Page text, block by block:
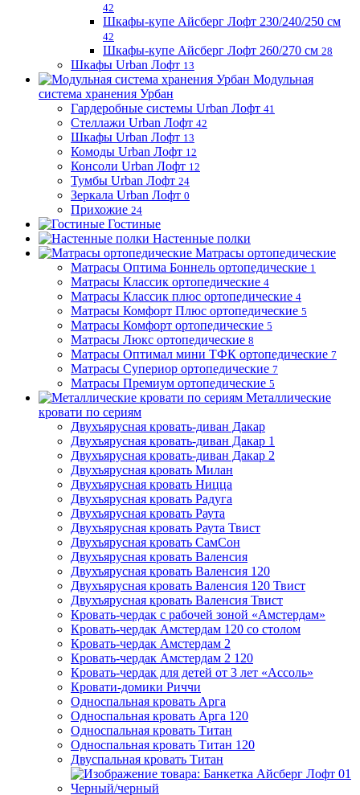
42
Шкафы-купе Айсберг Лофт 230/240/250 см
42
Шкафы-купе Айсберг Лофт 260/270 см 28
Шкафы Urban Лофт 13
Модульная
система хранения Урбан
Гардеробные системы Urban Лофт 41
Стеллажи Urban Лофт 42
Шкафы Urban Лофт 13
Комоды Urban Лофт 12
Консоли Urban Лофт 12
Тумбы Urban Лофт 24
Зеркала Urban Лофт 0
Прихожие 24
Гостиные
Настенные полки
Матрасы ортопедические
Матрасы Оптима Боннель ортопедические 1
Матрасы Классик ортопедические 4
Матрасы Классик плюс ортопедические 4
Матрасы Комфорт Плюс ортопедические 5
Матрасы Комфорт ортопедические 5
Матрасы Люкс ортопедические 8
Матрасы Оптимал мини ТФК ортопедические 7
Матрасы Супериор ортопедические 7
Матрасы Премиум ортопедические 5
Металлические
кровати по сериям
Двухъярусная кровать-диван Дакар
Двухъярусная кровать-диван Дакар 1
Двухъярусная кровать-диван Дакар 2
Двухъярусная кровать Милан
Двухъярусная кровать Ницца
Двухъярусная кровать Радуга
Двухъярусная кровать Раута
Двухъярусная кровать Раута Твист
Двухъярусная кровать СамСон
Двухъярусная кровать Валенсия
Двухъярусная кровать Валенсия 120
Двухъярусная кровать Валенсия 120 Твист
Двухъярусная кровать Валенсия Твист
Кровать-чердак с рабочей зоной «Амстердам»
Кровать-чердак Амстердам 120 со столом
Кровать-чердак Амстердам 2
Кровать-чердак Амстердам 2 120
Кровать-чердак для детей от 3 лет «Ассоль»
Кровати-домики Риччи
Односпальная кровать Арга
Односпальная кровать Арга 120
Односпальная кровать Титан
Односпальная кровать Титан 120
Двуспальная кровать Титан